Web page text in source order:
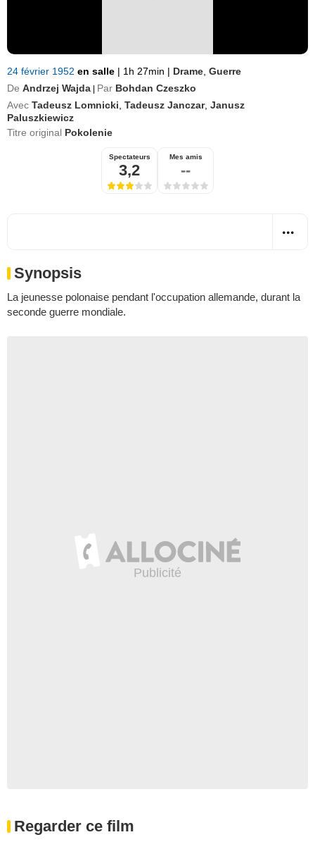
24 février 1952 en salle | 1h 27min | Drame Guerre
De Andrzej Wajda Par Bohdan Czeszko
Avec Tadeusz Lomnicki Tadeusz Janczar, Janusz
Paluszkiewicz
Titre original Pokolenie
Spectateurs
3,2
Mes amis
--
Synopsis
La jeunesse polonaise pendant l'occupation allemande, durant la
seconde guerre mondiale.
Regarder ce film